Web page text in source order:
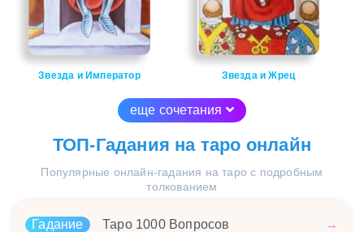
Звезда и Император Звезда и Жрец
еще сочетания
ТОП-Гадания на таро онлайн
Популярные онлайн-гадания на таро с подробным
толкованием
Гадание Таро 1000 Вопросов
→